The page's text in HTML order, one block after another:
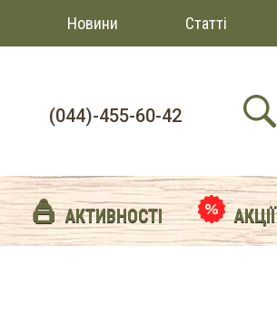
Новини Статті
(044)-455-60-42
АКТИВНОСТІ АКЦІЇ